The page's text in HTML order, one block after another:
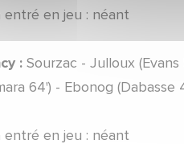
entré en jeu : néant
: Sourzac - Julloux
64') - Ebonog (Dabasse
entré en jeu : néant